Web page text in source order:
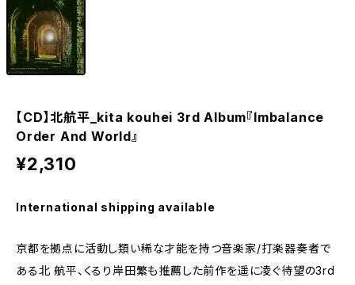
【CD】北航平_kita kouhei 3rd Album『Imbalance
Order And World』
¥2,310
International shipping available
京都を拠点に活動し類い稀な才能を持つ音楽家/打楽器奏者で
ある北 航平、くるり岸田繁も推薦した前作を遥に凌ぐ待望の3rd